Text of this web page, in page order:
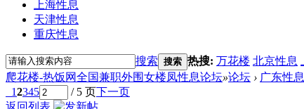
上海性息
天津性息
重庆性息
搜索 搜索 热搜: 万花楼 北京性息
爬花楼-热饭网全国兼职外围女楼凤性息论坛»论坛 › 广东性息
12345 / 5 页下一页
返回列表